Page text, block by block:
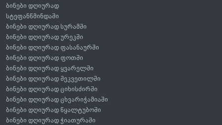
ბინები დღიურად
სტეფანწმინდაში
ბინები დღიურად სურამში
ბინები დღიურად ურეკში
ბინები დღიურად ფასანაურში
ბინები დღიურად ფოთში
ბინები დღიურად ყვარელში
ბინები დღიურად შეკვეთილში
ბინები დღიურად ციხისძირში
ბინები დღიურად ცხვარიჭამიაში
ბინები დღიურად წყალტუბოში
ბინები დღიურად ჭიათურაში